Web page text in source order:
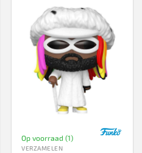
Op voorraad (1)
VERZAMELEN